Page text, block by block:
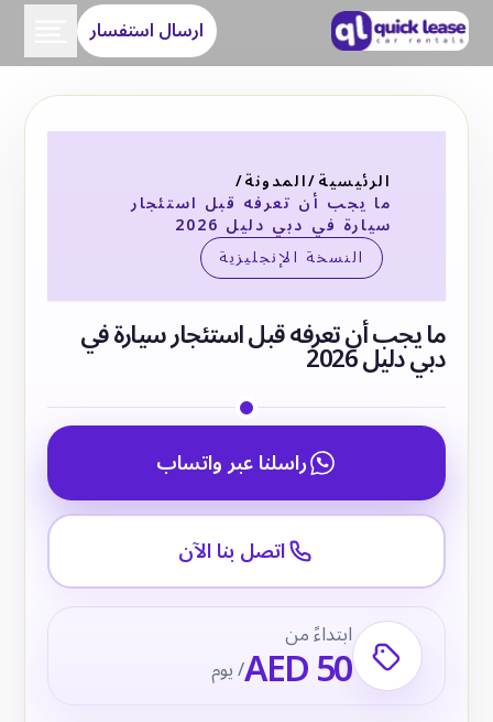
ارسال استفسار
الرئيسية/المدونة/
ما يجب أن تعرفه قبل استئجار
سيارة في دبي دليل 2026
النسخة الإنجليزية
ما يجب أن تعرفه قبل استئجار سيارة في
دبي دليل 2026
راسلنا عبر واتساب
اتصل بنا الآن
ابتداءً من
AED 50/ يوم